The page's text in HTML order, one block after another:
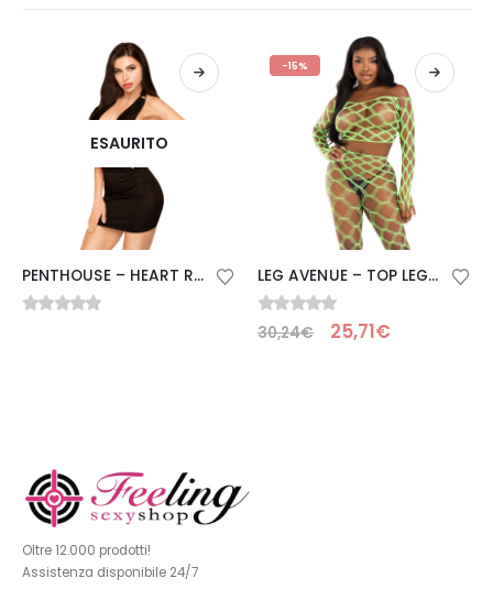
ESAURITO
PENTHOUSE – HEART ROB VESTIDO ROJO S/M
-15%
LEG AVENUE – TOP LEGGINS HARDCORE VERDE
0Su 5
30,24€ 25,71€
Oltre 12.000 prodotti!
Assistenza disponibile 24/7